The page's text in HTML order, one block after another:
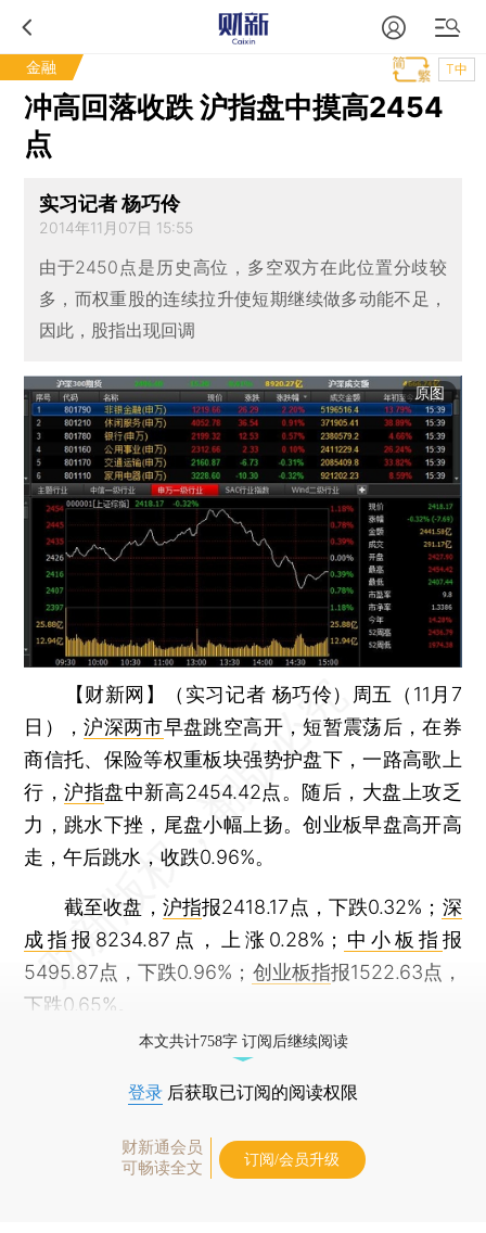
金融 T中
冲高回落收跌 沪指盘中摸高2454
点
实习记者 杨巧伶
2014年11月07日 15:55
由于2450点是历史高位，多空双方在此位置分歧较
多，而权重股的连续拉升使短期继续做多动能不足，
因此，股指出现回调
原图
【财新网】（实习记者 杨巧伶）
周五（11月7
日），沪深两市早盘跳空高开，短暂震荡后，在券
商信托、保险等权重板块强势护盘下，一路高歌上
行，沪指盘中新高2454.42点。随后，大盘上攻乏
力，跳水下挫，尾盘小幅上扬。创业板早盘高开高
走，午后跳水，收跌0.96%。
截至收盘， 沪指报2418.17点，下跌0.32%； 深
成指 报8234.87点，上涨0.28%； 中小板指 报
5495.87点，下跌0.96%； 创业板指报1522.63点，
下跌0.65%。
本文共计758字 订阅后继续阅读
登录 后获取已订阅的阅读权限
财新通会员
可畅读全文
订阅/会员升级